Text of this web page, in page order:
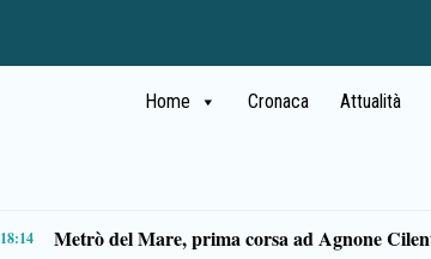
Home Cronaca Attualità